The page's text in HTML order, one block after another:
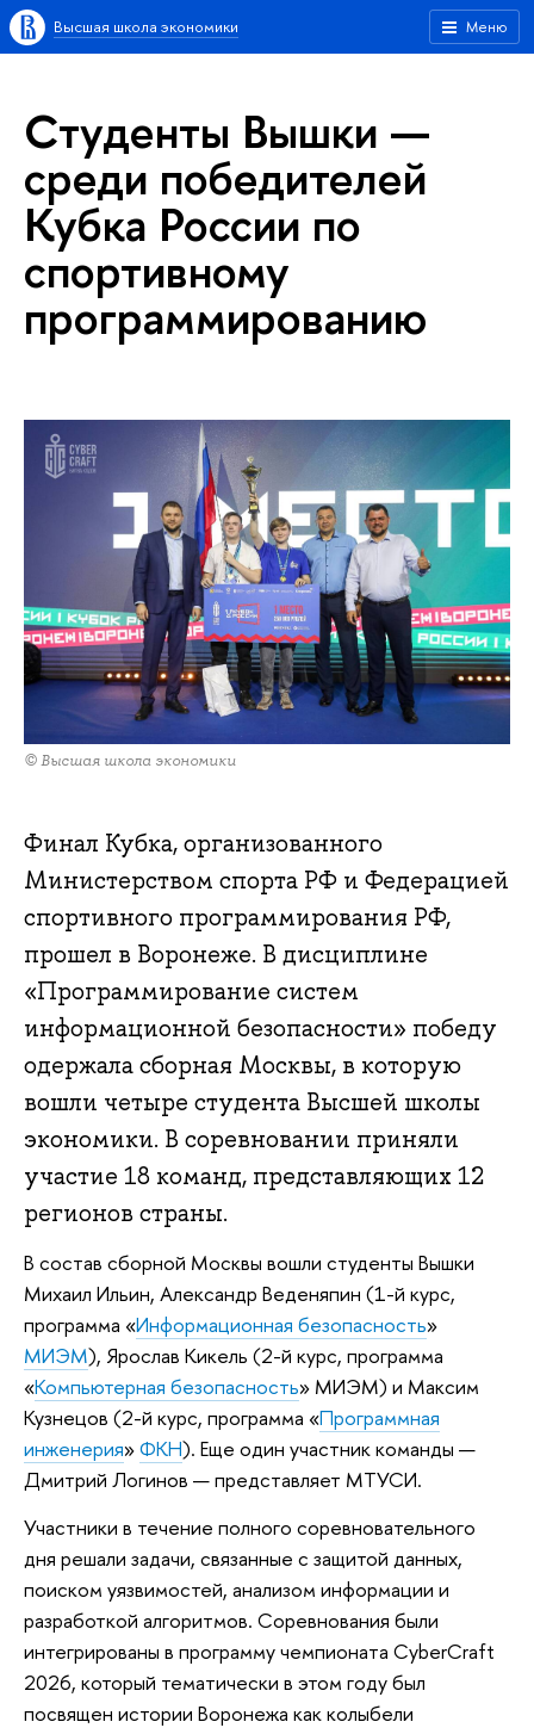
Меню
Высшая школа экономики
Студенты Вышки —
среди победителей
Кубка России по
спортивному
программированию
© Высшая школа экономики
Финал Кубка, организованного
Министерством спорта РФ и Федерацией
спортивного программирования РФ,
прошел в Воронеже. В дисциплине
«Программирование систем
информационной безопасности» победу
одержала сборная Москвы, в которую
вошли четыре студента Высшей школы
экономики. В соревновании приняли
участие 18 команд, представляющих 12
регионов страны.
В состав сборной Москвы вошли студенты Вышки
Михаил Ильин, Александр Веденяпин (1-й курс,
программа «Информационная безопасность»
МИЭМ), Ярослав Кикель (2-й курс, программа
«Компьютерная безопасность» МИЭМ) и Максим
Кузнецов (2-й курс, программа «Программная
инженерия»ФКН). Еще один участник команды —
Дмитрий Логинов — представляет МТУСИ.
Участники в течение полного соревновательного
дня решали задачи, связанные с защитой данных,
поиском уязвимостей, анализом информации и
разработкой алгоритмов. Соревнования были
интегрированы в программу чемпионата CyberCraft
2026, который тематически в этом году был
посвящен истории Воронежа как колыбели